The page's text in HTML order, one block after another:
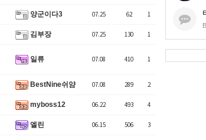
양군이다3 07.25 62 1
김부장 07.25 130 1
일류 07.08 410 1
BestNine쉬얌 07.08 289 2
myboss12 06.22 493 4
엘린 06.15 506 3